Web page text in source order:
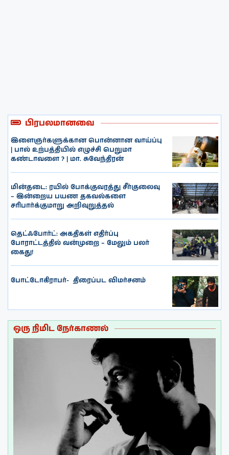
பிரபலமானவை
இளைஞர்களுக்கான பொன்னான வாய்ப்பு
| பால் உற்பத்தியில் எழுச்சி பெறுமா
கண்டாவளை ? | மா. சுவேந்திரன்
மின்தடை: ரயில் போக்குவரத்து சீர்குலைவு
– இன்றைய பயண தகவல்களை
சரிபார்க்குமாறு அறிவுறுத்தல்
தெட்ஃபோர்ட்: அகதிகள் எதிர்ப்பு
போராட்டத்தில் வன்முறை – மேலும் பலர்
கைது!
போட்டோகிராபர்- ‌ திரைப்பட விமர்சனம்
ஒரு நிமிட நேர்காணல்